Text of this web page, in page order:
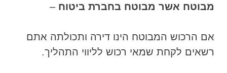
מבוטח אשר מבוטח בחברת ביטוח –
אם הרכוש המבוטח הינו דירה ותכולתה אתם
רשאים לקחת שמאי רכוש לליווי התהליך.